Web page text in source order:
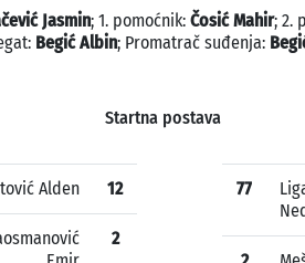
Jasmin; 1. pomoćnik: Čosić Mahir; 2.
Begić Albin; Promatrač suđenja:
Startna postava
Alden 12
2
77